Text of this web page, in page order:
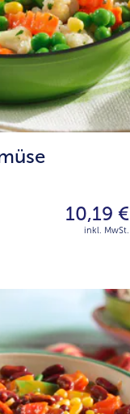
10,19 €
inkl. MwSt.